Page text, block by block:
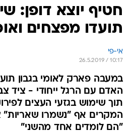
חטיף יוצא דופן:
תועדו מפצחים
אי-פי
26.5.2019 / 10:17
במעבה פארק לאומי בגבון
האדם עם הרגל ייחודי - ציד
תוך שימוש בגזעי העצים
המקרים אף "נשמרו שאריות"
"הם לומדים אחד מהשני"